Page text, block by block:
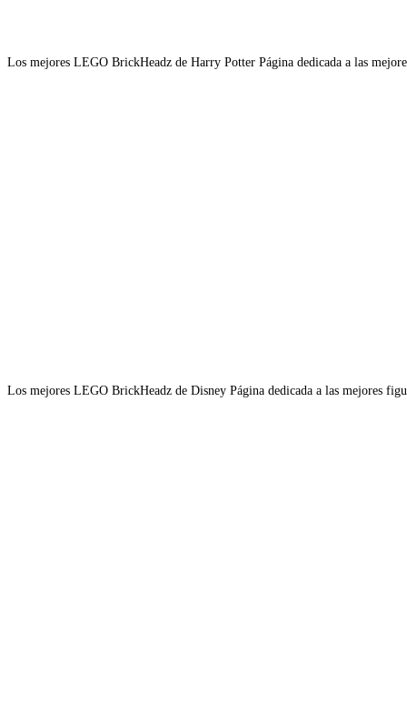
Los mejores LEGO BrickHeadz de Harry Potter Página dedicada a las
Los mejores LEGO BrickHeadz de Disney Página dedicada a las mejores